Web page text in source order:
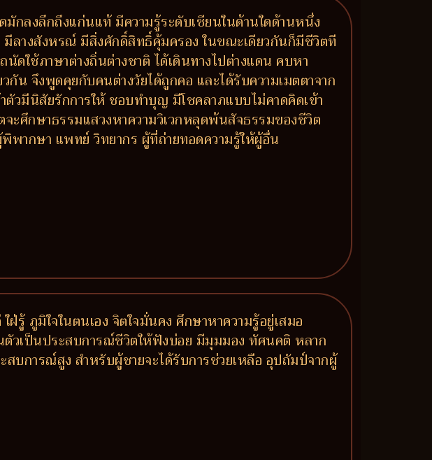
กลงลึกถึงแก่นแท้ มีความรู้ระดับเซียนในด้านใดด้านหนึ่ง
มีลางสังหรณ์ มีสิ่งศักดิ์สิทธิ์คุ้มครอง ในขณะเดียวกันก็มีชีวิตที
ดใช้ภาษาต่างถิ่นต่างชาติ ได้เดินทางไปต่างแดน คบหา
กัน จึงพูดคุยกับคนต่างวัยได้ถูกคอ และได้รับความเมตตาจาก
ตัวมีนิสัยรักการให้ ชอบทำบุญ มีโชคลาภแบบไม่คาดคิดเข้า
ะศึกษาธรรมแสวงหาความวิเวกหลุดพ้นสัจธรรมของชีวิต
พากษา แพทย์ วิทยากร ผู้ที่ถ่ายทอดความรู้ให้ผู้อื่น
ภูมิใจในตนเอง จิตใจมั่นคง ศึกษาหาความรู้อยู่เสมอ
วเป็นประสบการณ์ชีวิตให้ฟังบ่อย มีมุมมอง ทัศนคติ หลาก
บการณ์สูง สำหรับผู้ชายจะได้รับการช่วยเหลือ อุปถัมป์จากผู้